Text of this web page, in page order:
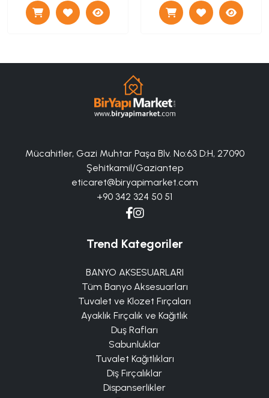
Mücahitler, Gazi Muhtar Paşa Blv. No:63 D:H, 27090
Şehitkamil/Gaziantep
eticaret@biryapimarket.com
+90 342 324 50 51
Trend Kategoriler
BANYO AKSESUARLARI
Tüm Banyo Aksesuarları
Tuvalet ve Klozet Fırçaları
Ayaklık Fırçalık ve Kağıtlık
Duş Rafları
Sabunluklar
Tuvalet Kağıtlıkları
Diş Fırçalıklar
Dispanserlikler